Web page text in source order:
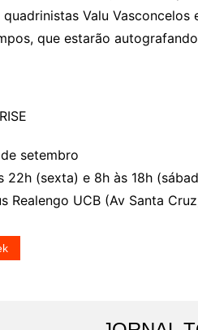
Valu
que estarão
setembro
22h (sexta) e 8h às 18h
Realengo UCB (Av Santa